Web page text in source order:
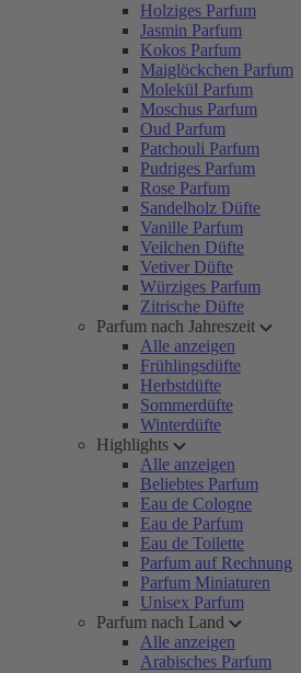
Holziges Parfum
Jasmin Parfum
Kokos Parfum
Maiglöckchen Parfum
Molekül Parfum
Moschus Parfum
Oud Parfum
Patchouli Parfum
Pudriges Parfum
Rose Parfum
Sandelholz Düfte
Vanille Parfum
Veilchen Düfte
Vetiver Düfte
Würziges Parfum
Zitrische Düfte
Parfum nach Jahreszeit
Alle anzeigen
Frühlingsdüfte
Herbstdüfte
Sommerdüfte
Winterdüfte
Highlights
Alle anzeigen
Beliebtes Parfum
Eau de Cologne
Eau de Parfum
Eau de Toilette
Parfum auf Rechnung
Parfum Miniaturen
Unisex Parfum
Parfum nach Land
Alle anzeigen
Arabisches Parfum